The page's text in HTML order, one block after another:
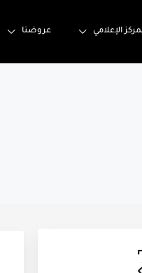
الإعلامي عروضنا